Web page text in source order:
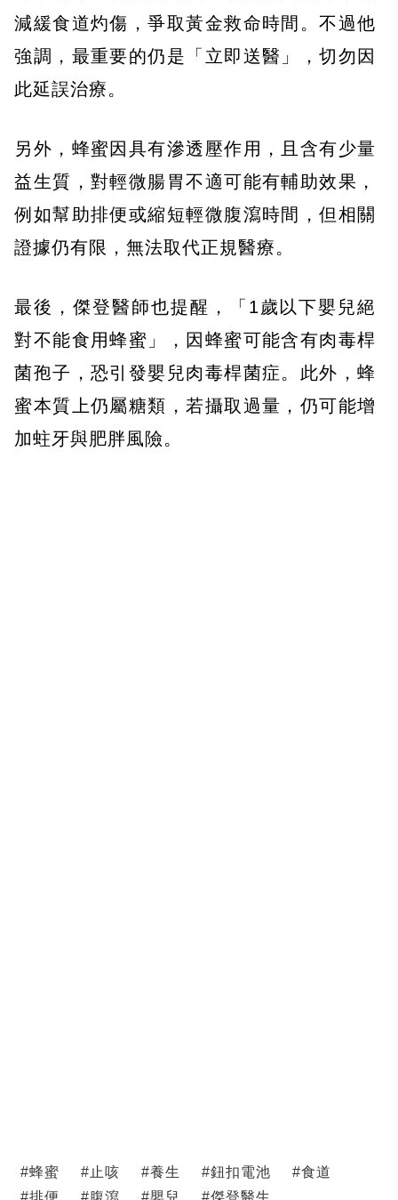
減緩食道灼傷，爭取黃金救命時間。不過他
強調，最重要的仍是「立即送醫」，切勿因
此延誤治療。
另外，蜂蜜因具有滲透壓作用，且含有少量
益生質，對輕微腸胃不適可能有輔助效果，
例如幫助排便或縮短輕微腹瀉時間，但相關
證據仍有限，無法取代正規醫療。
最後，傑登醫師也提醒，「1歲以下嬰兒絕
對不能食用蜂蜜」，因蜂蜜可能含有肉毒桿
菌孢子，恐引發嬰兒肉毒桿菌症。此外，蜂
蜜本質上仍屬糖類，若攝取過量，仍可能增
加蛀牙與肥胖風險。
#蜂蜜 # 止咳 #養生 #鈕扣電池 #食道